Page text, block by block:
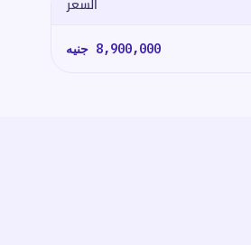
8,900,000 جنيه